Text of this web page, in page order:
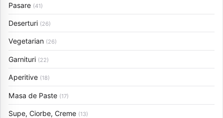
Pasare (41)
Deserturi (26)
Vegetarian (26)
Garnituri (22)
Aperitive (18)
Masa de Paste (17)
Supe, Ciorbe, Creme (13)